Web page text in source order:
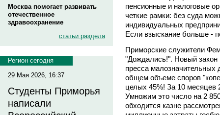
Москва помогает развивать
отечественное
здравоохранение
статьи раздела
Регион сегодня
29 Мая 2026, 16:37
Студенты Приморья
написали
пенсионные и налоговые
четкие рамки: без суда
индивидуальных
Если взыскание больше -
Приморские служители
"Дождались!". Новый закон
пресса малозначительных
общем объеме споров
целых 45%! За 10 месяцев
Умножим это число на 2
обходится казне